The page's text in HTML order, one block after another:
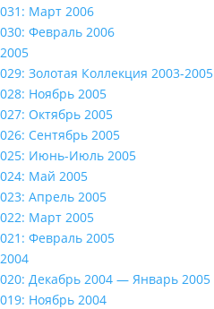
031: Март 2006
030: Февраль 2006
2005
029: Золотая Коллекция 2003-2005
028: Ноябрь 2005
027: Октябрь 2005
026: Сентябрь 2005
025: Июнь-Июль 2005
024: Май 2005
023: Апрель 2005
022: Март 2005
021: Февраль 2005
2004
020: Декабрь 2004 — Январь 2005
019: Ноябрь 2004